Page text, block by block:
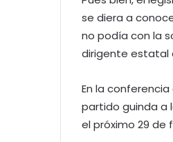
se diera a
no podía con la
dirigente estatal
En la
partido guinda a
el próximo 29 de